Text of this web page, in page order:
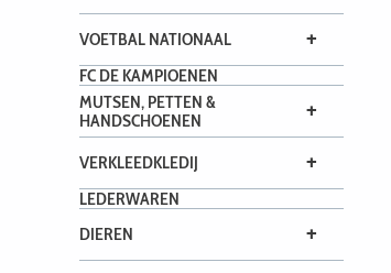
VOETBAL NATIONAAL
+
FC DE KAMPIOENEN
MUTSEN, PETTEN &
HANDSCHOENEN
+
VERKLEEDKLEDIJ
+
LEDERWAREN
DIEREN
+